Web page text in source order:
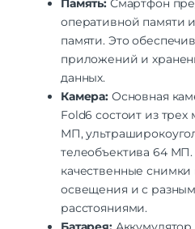
Память: Смартфон
оперативной памяти
памяти. Это
приложений и
данных.
Камера: Основная
Fold6 состоит из трех
МП,
телеобъектива 64 МП.
качественные снимки
освещения и с
расстояниями.